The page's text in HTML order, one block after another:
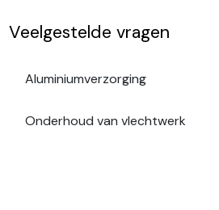
Veelgestelde vragen
Aluminiumverzorging
Onderhoud van vlechtwerk